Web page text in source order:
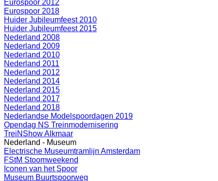
Eurospoor 2012
Eurospoor 2018
Huider Jubileumfeest 2010
Huider Jubileumfeest 2015
Nederland 2008
Nederland 2009
Nederland 2010
Nederland 2011
Nederland 2012
Nederland 2014
Nederland 2015
Nederland 2017
Nederland 2018
Nederlandse Modelspoordagen 2019
Opendag NS Treinmodernisering
TreiNShow Alkmaar
Nederland - Museum
Electrische Museumtramlijn Amsterdam
FStM Stoomweekend
Iconen van het Spoor
Museum Buurtspoorweg